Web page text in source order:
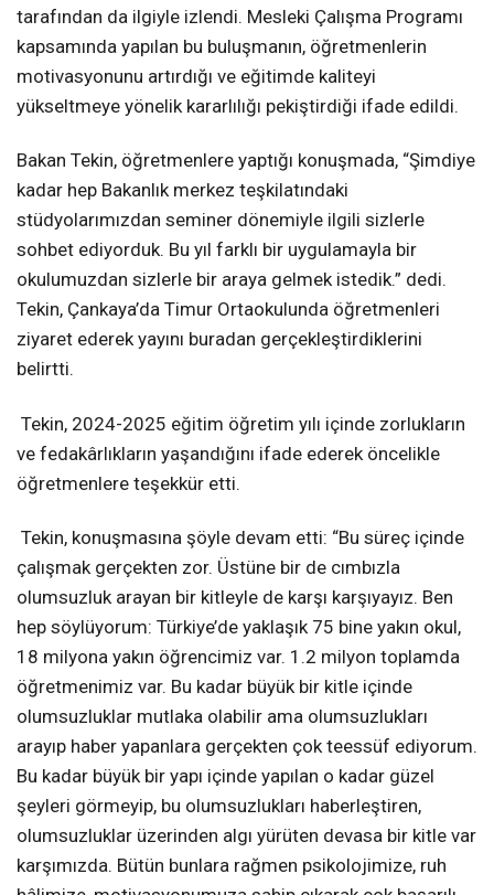
tarafından da ilgiyle izlendi. Mesleki Çalışma Programı
kapsamında yapılan bu buluşmanın, öğretmenlerin
motivasyonunu artırdığı ve eğitimde kaliteyi
yükseltmeye yönelik kararlılığı pekiştirdiği ifade edildi.
Bakan Tekin, öğretmenlere yaptığı konuşmada, “Şimdiye
kadar hep Bakanlık merkez teşkilatındaki
stüdyolarımızdan seminer dönemiyle ilgili sizlerle
sohbet ediyorduk. Bu yıl farklı bir uygulamayla bir
okulumuzdan sizlerle bir araya gelmek istedik.” dedi.
Tekin, Çankaya’da Timur Ortaokulunda öğretmenleri
ziyaret ederek yayını buradan gerçekleştirdiklerini
belirtti.
Tekin, 2024-2025 eğitim öğretim yılı içinde zorlukların
ve fedakârlıkların yaşandığını ifade ederek öncelikle
öğretmenlere teşekkür etti.
Tekin, konuşmasına şöyle devam etti: “Bu süreç içinde
çalışmak gerçekten zor. Üstüne bir de cımbızla
olumsuzluk arayan bir kitleyle de karşı karşıyayız. Ben
hep söylüyorum: Türkiye’de yaklaşık 75 bine yakın okul,
18 milyona yakın öğrencimiz var. 1.2 milyon toplamda
öğretmenimiz var. Bu kadar büyük bir kitle içinde
olumsuzluklar mutlaka olabilir ama olumsuzlukları
arayıp haber yapanlara gerçekten çok teessüf ediyorum.
Bu kadar büyük bir yapı içinde yapılan o kadar güzel
şeyleri görmeyip, bu olumsuzlukları haberleştiren,
olumsuzluklar üzerinden algı yürüten devasa bir kitle var
karşımızda. Bütün bunlara rağmen psikolojimize, ruh